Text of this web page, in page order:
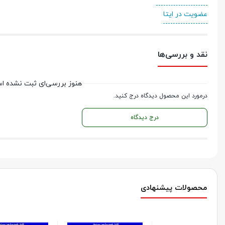
عضویت در ایتا
نقد و بررسی‌ها
درمورد این محصول دیدگاه درج کنید.
درج دیدگاه
هنوز بررسی‌ای ثبت نشده
محصولات پیشنهادی